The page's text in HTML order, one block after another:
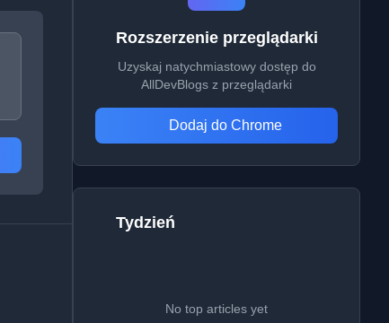
Rozszerzenie przeglądarki
Uzyskaj natychmiastowy dostęp do
AllDevBlogs z przeglądarki
Dodaj do Chrome
Tydzień
No top articles yet